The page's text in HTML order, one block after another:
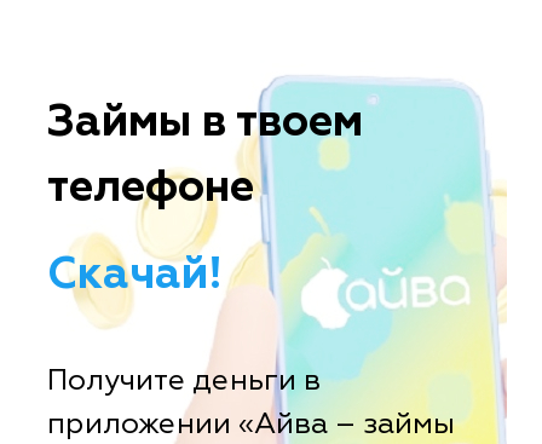
Займы в твоем
телефоне
Скачай!
Получите деньги в
приложении «Айва – займы